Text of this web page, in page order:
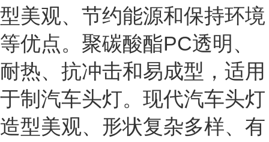
型美观、节约能源和保持环境
等优点。聚碳酸酯PC透明、
耐热、抗冲击和易成型，适用
于制汽车头灯。现代汽车头灯
造型美观、形状复杂多样、有